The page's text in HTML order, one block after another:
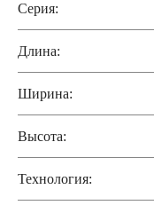
Серия:
Длина:
Ширина:
Высота:
Технология: